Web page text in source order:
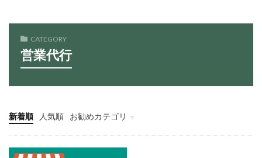
CATEGORY
営業代行
新着順 人気順 お勧めカテゴリ
ヘッダーメニュー
システム開発
情報システム
マーケティング